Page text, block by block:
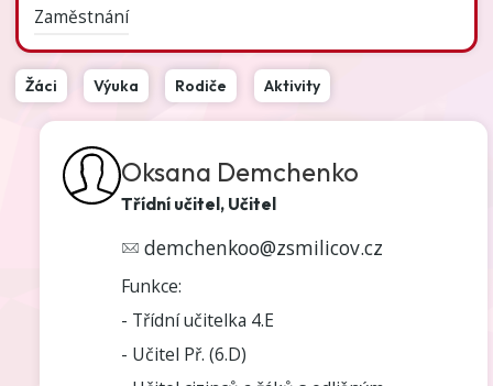
Zaměstnání
Žáci Výuka Rodiče Aktivity
Oksana Demchenko
Třídní učitel, Učitel
demchenkoo@zsmilicov.cz
Funkce:
- Třídní učitelka 4.E
- Učitel Př. (6.D)